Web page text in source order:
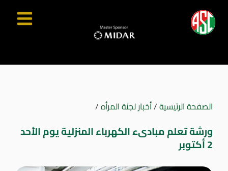
الصفحة الرئيسية/أخبار لجنة المرأه/
ورشة تعلم مبادىء الكهرباء المنزلية يوم الأحد
2 أكتوبر